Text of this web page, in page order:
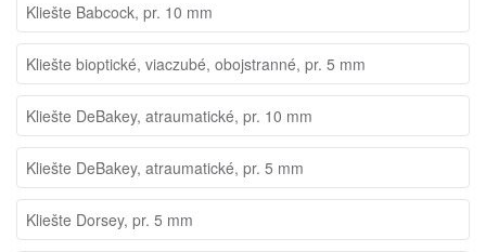
Kliešte Babcock, pr. 10 mm
Kliešte bioptické, viaczubé, obojstranné, pr. 5 mm
Kliešte DeBakey, atraumatické, pr. 10 mm
Kliešte DeBakey, atraumatické, pr. 5 mm
Kliešte Dorsey, pr. 5 mm